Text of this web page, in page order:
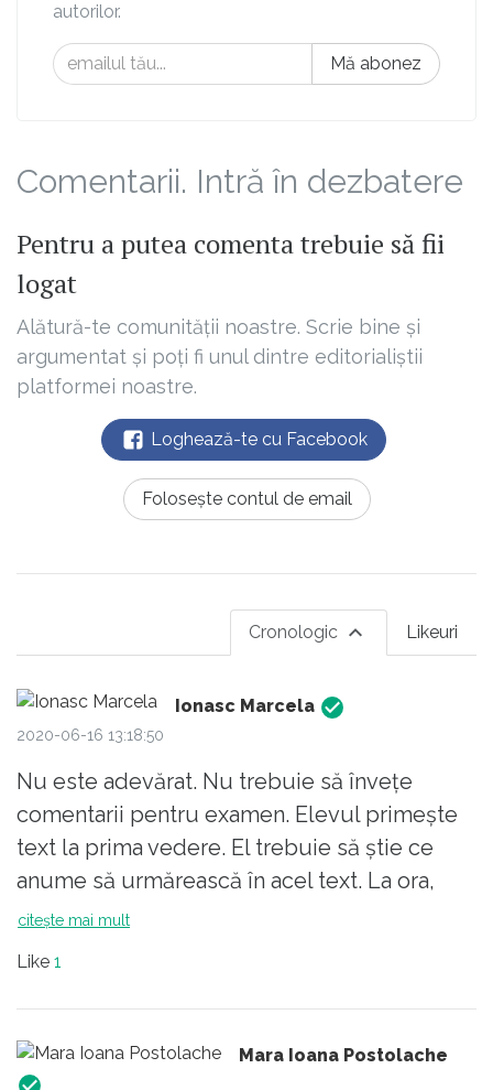
autorilor.
Mă abonez
Comentarii. Intră în dezbatere
Pentru a putea comenta trebuie să fii
logat
Alătură-te comunității noastre. Scrie bine și
argumentat și poți fi unul dintre editorialiștii
platformei noastre.
Loghează-te cu Facebook
Folosește contul de email
Likeuri
Cronologic
Ionasc Marcela
2020-06-16 13:18:50
Nu este adevărat. Nu trebuie să învețe
comentarii pentru examen. Elevul primește
text la prima vedere. El trebuie să știe ce
anume să urmărească în acel text. La ora,
elevul interpretează cu ajutorul profesorului
citește mai mult
Like 1
Mara Ioana Postolache